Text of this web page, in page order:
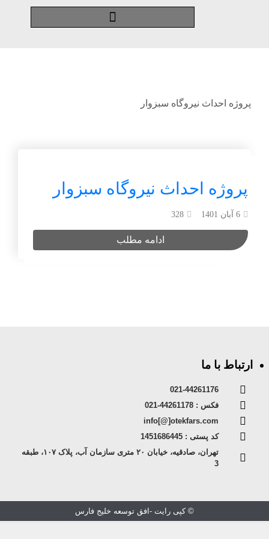
پروژه احداث نیروگاه سبزوار
پروژه احداث نیروگاه سبزوار
6 آبان 1401 328
ادامه مطلب
ارتباط با ما
021-44261176
فکس : 44261178-021
info[@]otekfars.com
کد پستی : 1451686445
تهران، صادقیه، خیابان ۲۰ متری سازمان آب، پلاک ۱۰۷، طبقه
3
© کپی رایت -افق توسعه خلیج فارس